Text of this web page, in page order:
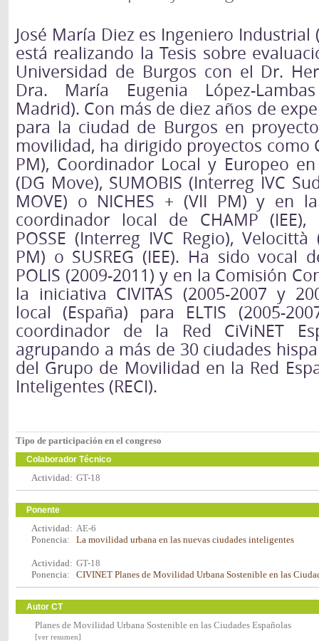
José María Diez es Ingeniero Industrial
está realizando la Tesis sobre
Universidad de Burgos con el Dr.
Dra. María Eugenia López-
Madrid). Con más de diez años de
para la ciudad de Burgos en
movilidad, ha dirigido proyectos como
PM), Coordinador Local y Europeo en
(DG Move), SUMOBIS (Interreg IVC
MOVE) o NICHES + (VII PM) y en
coordinador local de CHAMP (IEE),
POSSE (Interreg IVC Regio), Velocittà
PM) o SUSREG (IEE). Ha sido vocal
POLIS (2009-2011) y en la Comisión
la iniciativa CIVITAS (2005-2007 y
local (España) para ELTIS (2005-
coordinador de la Red CiViNET
agrupando a más de 30 ciudades
del Grupo de Movilidad en la Red
Inteligentes (RECI).
Tipo de participación en el congreso
Colaborador Técnico
Actividad: GT-18
Ponente
Actividad: AE-6
Ponencia:
La movilidad urbana en las nuevas ciudades inteligentes
Actividad: GT-18
Ponencia:
CIVINET Planes de Movilidad Urbana Sostenible en las
Autor CT
Planes de Movilidad Urbana Sostenible en las Ciudades Españolas
[ver resumen]